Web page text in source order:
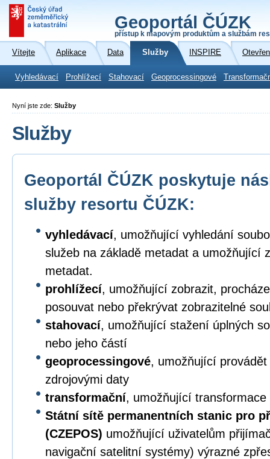
Geoportál ČÚZK
přístup k mapovým produktům a službám
Vítejte Aplikace Data Služby INSPIRE
Vyhledávací Prohlížecí Stahovací Geoprocessingové
Nyní jste zde: Služby
Služby
Geoportál ČÚZK poskytuje
služby resortu ČÚZK:
vyhledávací, umožňující vyhledání
služeb na základě metadat a umožňující
metadat.
prohlížecí, umožňující zobrazit,
posouvat nebo překrývat zobrazitelné
stahovací, umožňující stažení úplných
nebo jeho částí
geoprocessingové, umožňující
zdrojovými daty
transformační, umožňující transformace
Státní sítě permanentních stanic pro
(CZEPOS) umožňující uživatelům
navigační satelitní systémy) výrazné